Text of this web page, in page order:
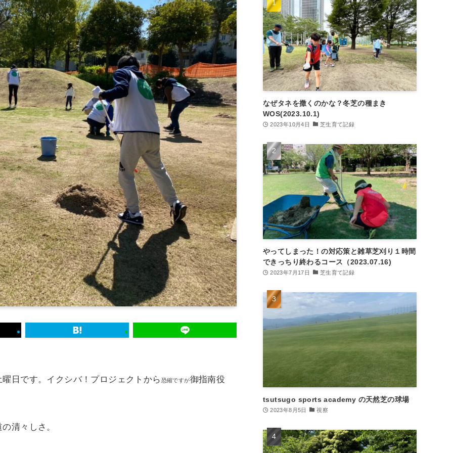
日です。イクシバ！プロジェクトから 恐縮ですが御指南役
清々しさ。
なぜタネを撒くのかな？冬芝の種まき
WOS(2023.10.1)
2023年10月4日 芝生育て記録
やってしまった！の対応策と雑草芝刈り１時間
できっちり終わるコース（2023.07.16)
2023年7月17日 芝生育て記録
tsutsugo sports academy の天然芝の球場
2023年8月5日 視察